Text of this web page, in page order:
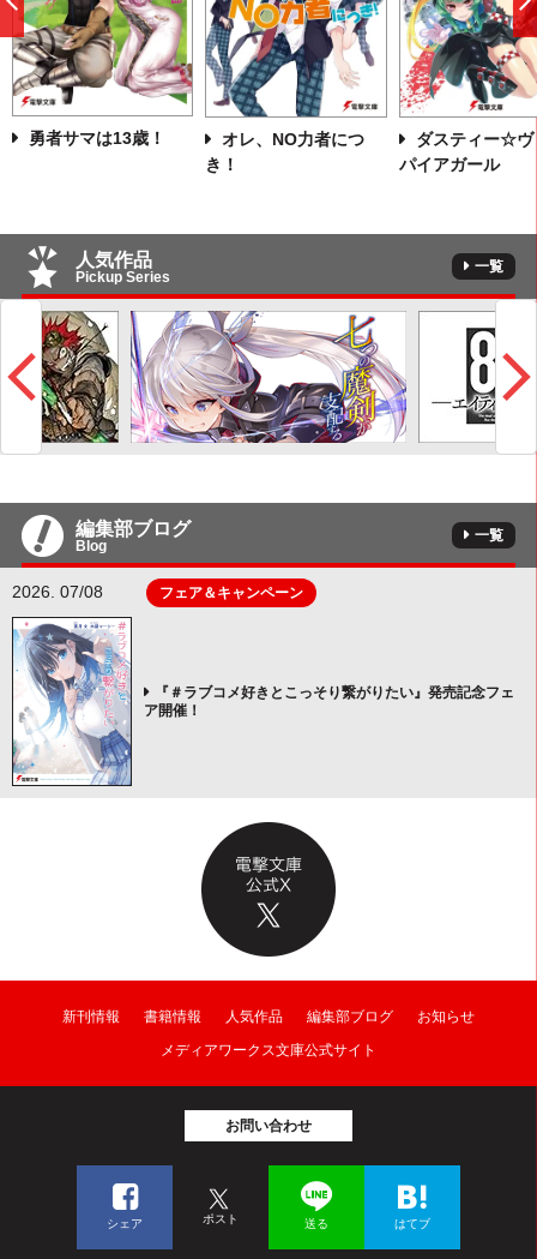
勇者サマは13歳！
オレ、NO力者につ
き！
ダスティー☆ヴ
パイアガール
前
へ
人気作品
Pickup Series
一覧
編集部ブログ
Blog
一覧
2026. 07/08 フェア＆キャンペーン
『＃ラブコメ好きとこっそり繋がりたい』発売記念フェ
ア開催！
新刊情報 書籍情報 人気作品 編集部ブログ
お知らせ
メディアワークス文庫公式サイト
お問い合わせ
シェア ポスト 送る はてブ